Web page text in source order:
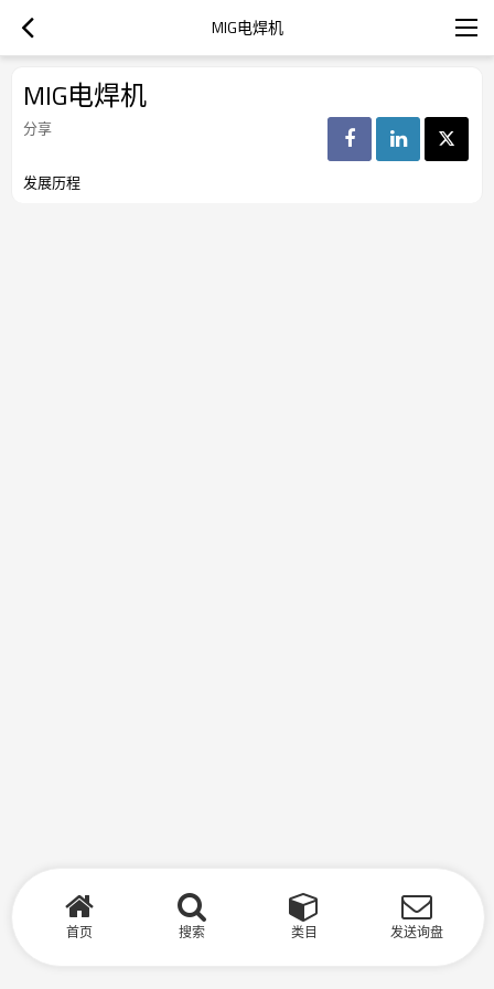
MIG电焊机
MIG电焊机
分享
发展历程
首页 搜索 类目 发送询盘